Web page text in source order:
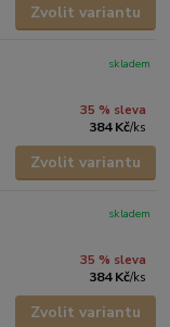
Zvolit variantu
35 % sleva
384 Kč/ks
skladem
Zvolit variantu
35 % sleva
384 Kč/ks
skladem
Zvolit variantu